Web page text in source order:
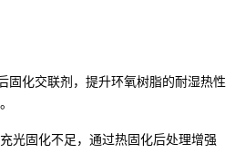
固化交联剂，提升环氧树脂的耐湿热性
光固化不足，通过热固化后处理增强